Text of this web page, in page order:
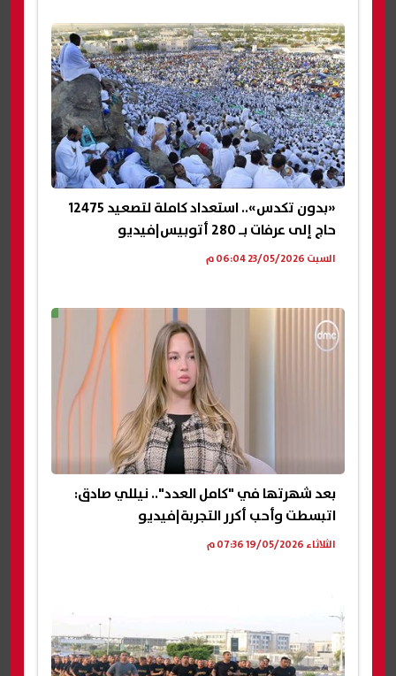
«بدون تكدس».. استعداد كاملة لتصعيد 12475
حاج إلى عرفات بـ 280 أتوبيس|فيديو
السبت 23/05/2026 06:04 م
بعد شهرتها في "كامل العدد".. نيللي صادق:
اتبسطت وأحب أكرر التجربة|فيديو
الثلاثاء 19/05/2026 07:36 م